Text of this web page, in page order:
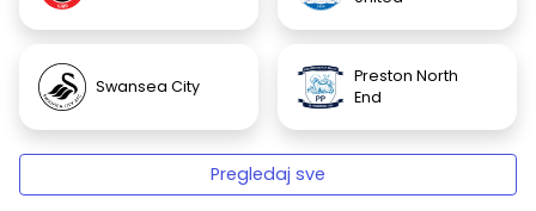
Swansea City
Preston North
End
Pregledaj sve